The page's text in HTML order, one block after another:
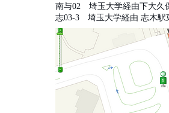
南与02 埼玉大学経由下大久
志03-3 埼玉大学経由 志木駅